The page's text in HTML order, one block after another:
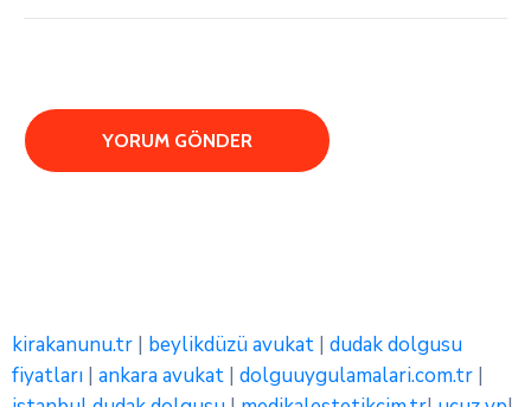
kirakanunu.tr | beylikdüzü avukat | dudak dolgusu
fiyatları | ankara avukat | dolguuygulamalari.com.tr |